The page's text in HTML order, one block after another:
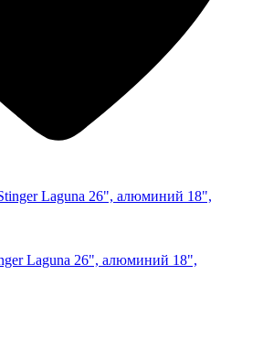
Laguna 26", алюминий 18",